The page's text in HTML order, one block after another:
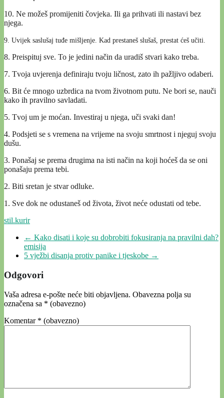
10. Ne možeš promijeniti čovjeka. Ili ga prihvati ili nastavi bez
njega.
9. Uvijek saslušaj tuđe mišljenje. Kad prestaneš slušaš, prestat ćeš učiti.
8. Preispituj sve. To je jedini način da uradiš stvari kako treba.
7. Tvoja uvjerenja definiraju tvoju ličnost, zato ih pažljivo odaberi.
6. Bit će mnogo uzbrdica na tvom životnom putu. Ne bori se, nauči
kako ih pravilno savladati.
5. Tvoj um je moćan. Investiraj u njega, uči svaki dan!
4. Podsjeti se s vremena na vrijeme na svoju smrtnost i njeguj svoju
dušu.
3. Ponašaj se prema drugima na isti način na koji hoćeš da se oni
ponašaju prema tebi.
2. Biti sretan je stvar odluke.
1. Sve dok ne odustaneš od života, život neće odustati od tebe.
stil.kurir
← Kako disati i koje su dobrobiti fokusiranja na pravilni dah?
emisija
5 vježbi disanja protiv panike i tjeskobe →
Odgovori
Vaša adresa e-pošte neće biti objavljena. Obavezna polja su
označena sa * (obavezno)
Komentar * (obavezno)